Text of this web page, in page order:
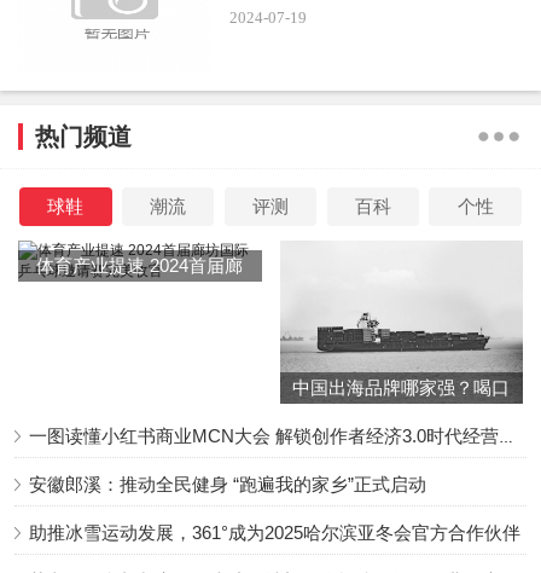
2024-07-19
热门频道
球鞋 潮流 评测 百科 个性
体育产业提速 2024首届廊
中国出海品牌哪家强？喝口
安徽郎溪：推动全民健身 “跑遍我的家乡”正式启动
助推冰雪运动发展，361°成为2025哈尔滨亚冬会官方合作伙伴